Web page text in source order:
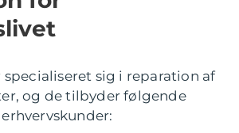
specialiseret sig i reparation af
og de tilbyder følgende